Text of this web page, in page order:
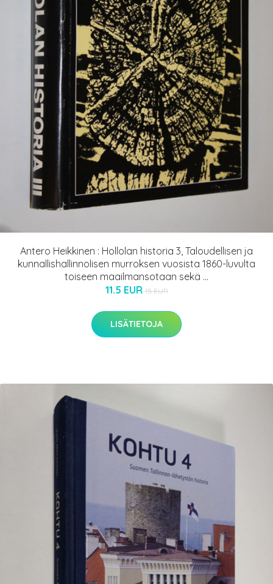
Antero Heikkinen : Hollolan historia 3, Taloudellisen ja
kunnallishallinnolisen murroksen vuosista 1860-luvulta
toiseen maailmansotaan sekä ...
11.5 EUR 15 EUR
LISÄTIETOJA